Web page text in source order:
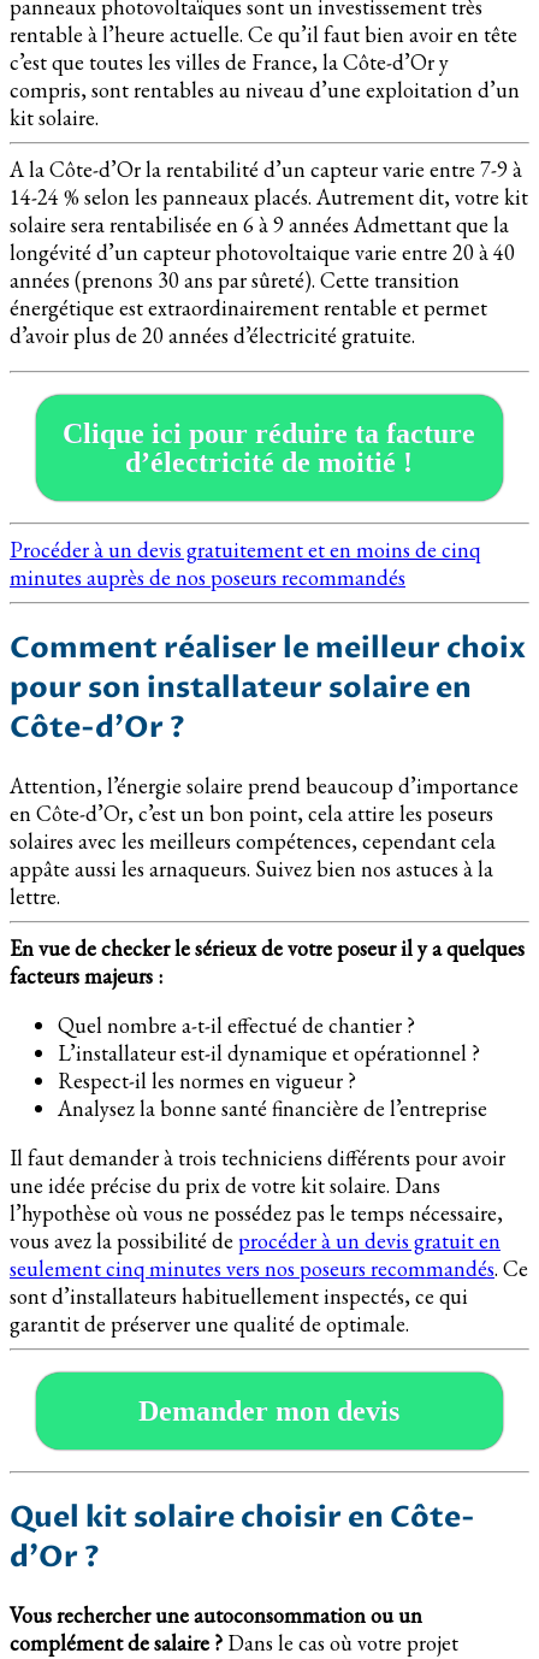
panneaux photovoltaïques sont un investissement très
rentable à l’heure actuelle. Ce qu’il faut bien avoir en tête
c’est que toutes les villes de France, la Côte-d’Or y
compris, sont rentables au niveau d’une exploitation d’un
kit solaire.
A la Côte-d’Or la rentabilité d’un capteur varie entre 7-9 à
14-24 % selon les panneaux placés. Autrement dit, votre kit
solaire sera rentabilisée en 6 à 9 années Admettant que la
longévité d’un capteur photovoltaique varie entre 20 à 40
années (prenons 30 ans par sûreté). Cette transition
énergétique est extraordinairement rentable et permet
d’avoir plus de 20 années d’électricité gratuite.
Clique ici pour réduire ta facture
d’électricité de moitié !
Procéder à un devis gratuitement et en moins de cinq
minutes auprès de nos poseurs recommandés
Comment réaliser le meilleur choix
pour son installateur solaire en
Côte-d’Or ?
Attention, l’énergie solaire prend beaucoup d’importance
en Côte-d’Or, c’est un bon point, cela attire les poseurs
solaires avec les meilleurs compétences, cependant cela
appâte aussi les arnaqueurs. Suivez bien nos astuces à la
lettre.
En vue de checker le sérieux de votre poseur il y a quelques
facteurs majeurs :
Quel nombre a-t-il effectué de chantier ?
L’installateur est-il dynamique et opérationnel ?
Respect-il les normes en vigueur ?
Analysez la bonne santé financière de l’entreprise
Il faut demander à trois techniciens différents pour avoir
une idée précise du prix de votre kit solaire. Dans
l’hypothèse où vous ne possédez pas le temps nécessaire,
vous avez la possibilité de procéder à un devis gratuit en
seulement cinq minutes vers nos poseurs recommandés. Ce
sont d’installateurs habituellement inspectés, ce qui
garantit de préserver une qualité de optimale.
Demander mon devis
Quel kit solaire choisir en Côte-
d’Or ?
Vous rechercher une autoconsommation ou un
complément de salaire ? Dans le cas où votre projet